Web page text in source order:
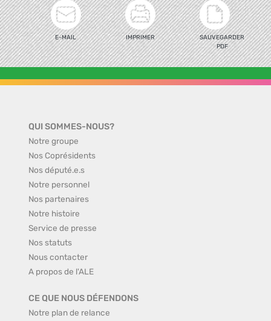
E-MAIL IMPRIMER
SAUVEGARDER
PDF
QUI SOMMES-NOUS?
Notre groupe
Nos Coprésidents
Nos député.e.s
Notre personnel
Nos partenaires
Notre histoire
Service de presse
Nos statuts
Nous contacter
A propos de l'ALE
CE QUE NOUS DÉFENDONS
Notre plan de relance